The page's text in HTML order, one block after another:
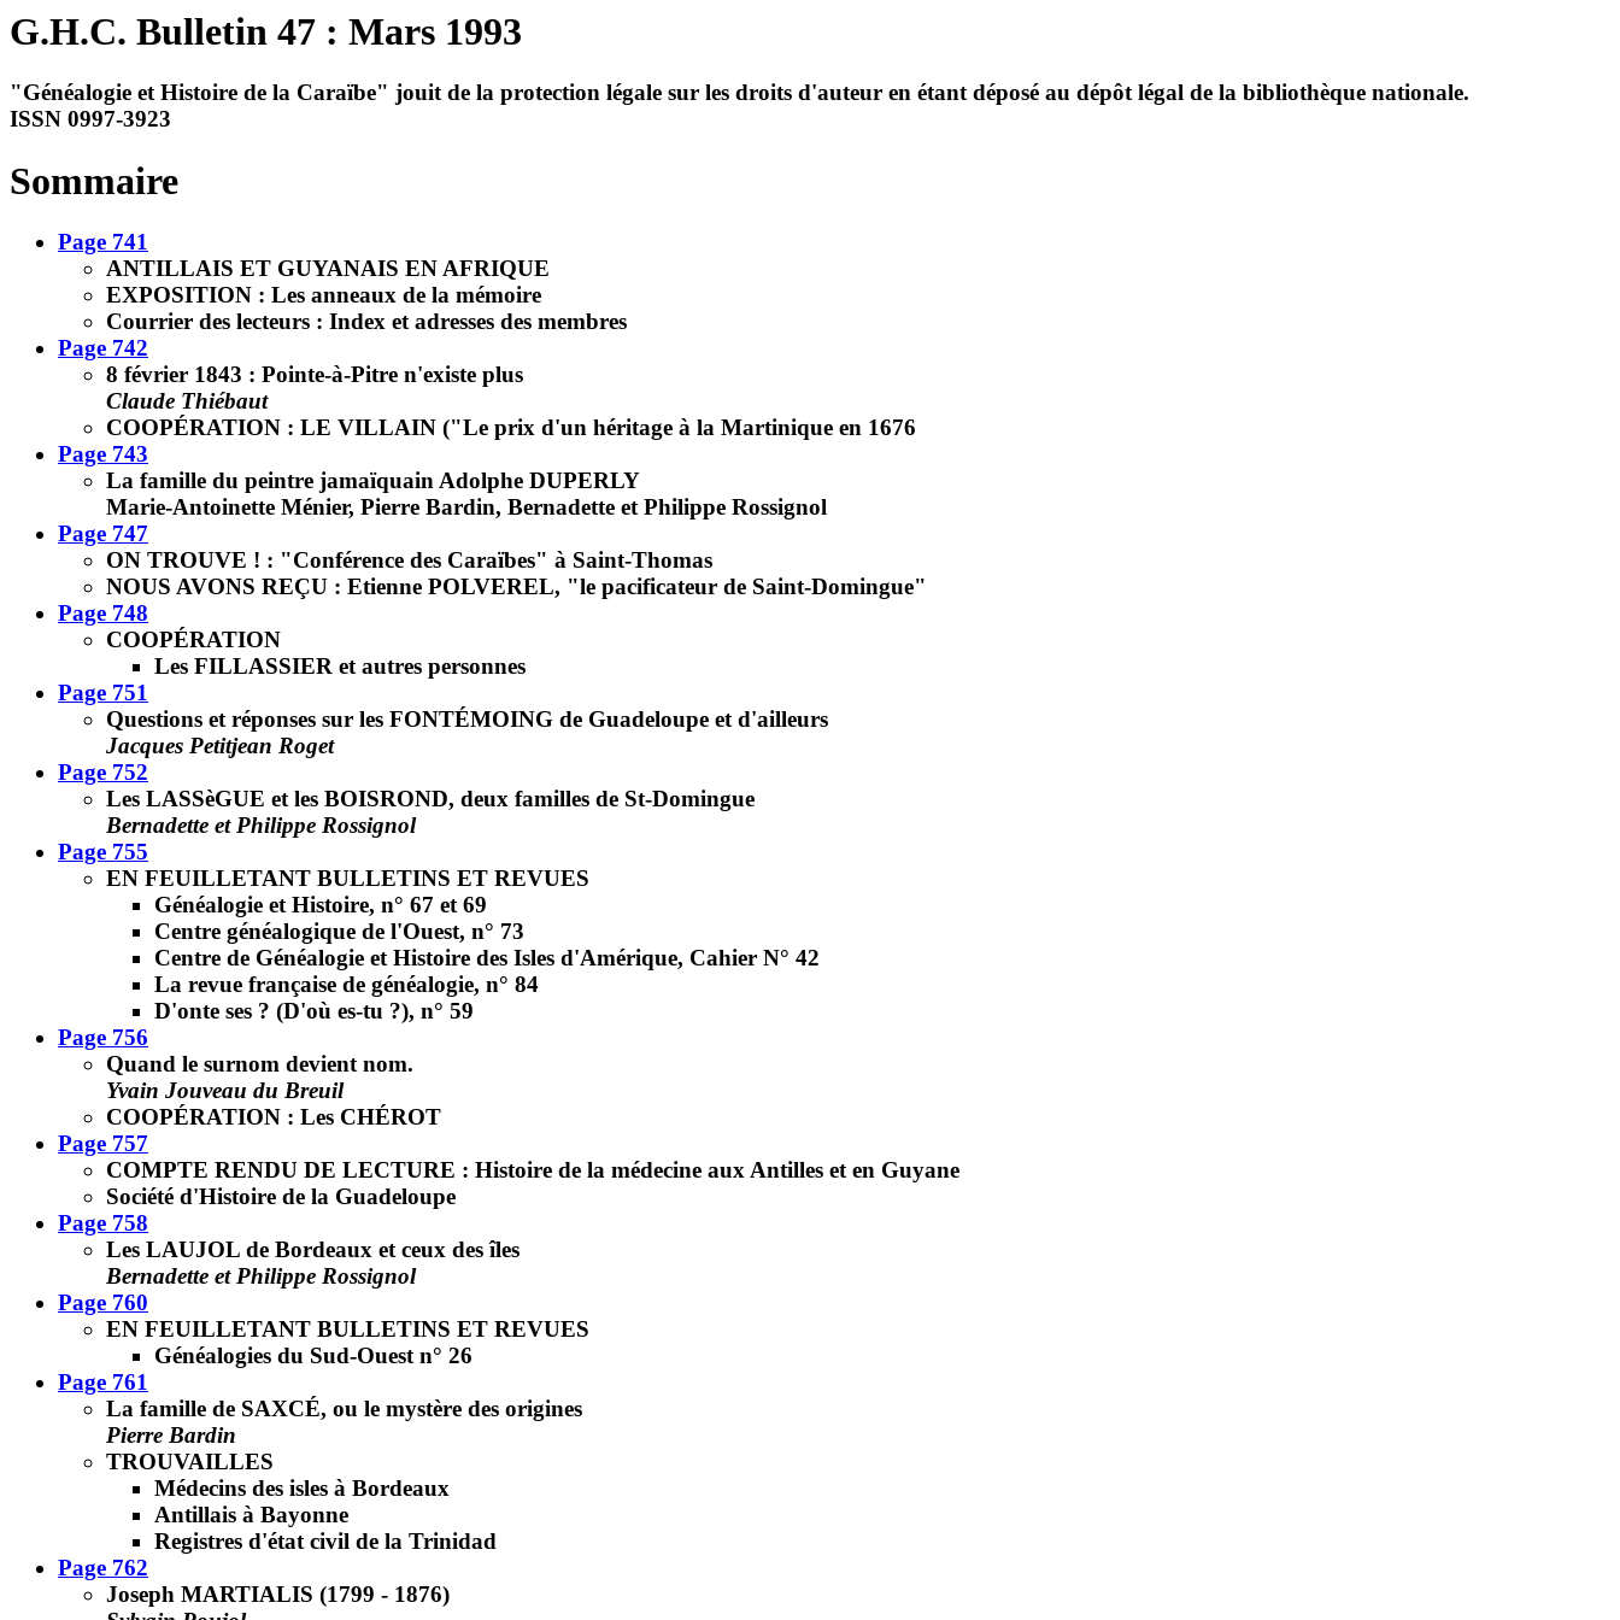
G.H.C. Bulletin 47 : Mars 1993
"Généalogie et Histoire de la Caraïbe" jouit de la protection légale sur les droits d'auteur en étant déposé au dépôt légal de la bibliothèque nationale.
ISSN 0997-3923
Sommaire
Page 741
ANTILLAIS ET GUYANAIS EN AFRIQUE
EXPOSITION : Les anneaux de la mémoire
Courrier des lecteurs : Index et adresses des membres
Page 742
8 février 1843 : Pointe-à-Pitre n'existe plus
Claude Thiébaut
COOPÉRATION : LE VILLAIN ("Le prix d'un héritage à la Martinique en 1676
Page 743
La famille du peintre jamaïquain Adolphe DUPERLY
Marie-Antoinette Ménier, Pierre Bardin, Bernadette et Philippe Rossignol
Page 747
ON TROUVE ! : "Conférence des Caraïbes" à Saint-Thomas
NOUS AVONS REÇU : Etienne POLVEREL, "le pacificateur de Saint-Domingue"
Page 748
COOPÉRATION
Les FILLASSIER et autres personnes
Page 751
Questions et réponses sur les FONTÉMOING de Guadeloupe et d'ailleurs
Jacques Petitjean Roget
Page 752
Les LASSèGUE et les BOISROND, deux familles de St-Domingue
Bernadette et Philippe Rossignol
Page 755
EN FEUILLETANT BULLETINS ET REVUES
Généalogie et Histoire, n° 67 et 69
Centre généalogique de l'Ouest, n° 73
Centre de Généalogie et Histoire des Isles d'Amérique, Cahier N° 42
La revue française de généalogie, n° 84
D'onte ses ? (D'où es-tu ?), n° 59
Page 756
Quand le surnom devient nom.
Yvain Jouveau du Breuil
COOPÉRATION : Les CHÉROT
Page 757
COMPTE RENDU DE LECTURE : Histoire de la médecine aux Antilles et en Guyane
Société d'Histoire de la Guadeloupe
Page 758
Les LAUJOL de Bordeaux et ceux des îles
Bernadette et Philippe Rossignol
Page 760
EN FEUILLETANT BULLETINS ET REVUES
Généalogies du Sud-Ouest n° 26
Page 761
La famille de SAXCÉ, ou le mystère des origines
Pierre Bardin
TROUVAILLES
Médecins des isles à Bordeaux
Antillais à Bayonne
Registres d'état civil de la Trinidad
Page 762
Joseph MARTIALIS (1799 - 1876)